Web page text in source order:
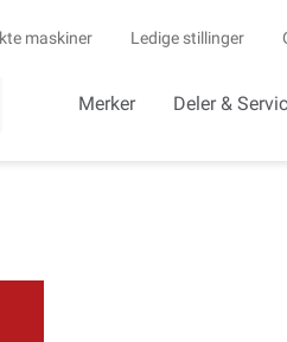
maskiner Ledige stillinger
Merker Deler &